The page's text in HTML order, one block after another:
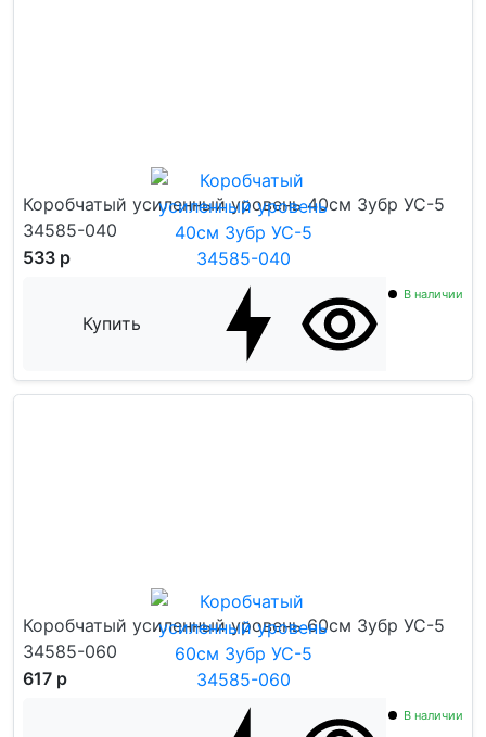
Коробчатый усиленный уровень 40см Зубр УС-5
34585-040
533 р
Купить
В наличии
Коробчатый усиленный уровень 60см Зубр УС-5
34585-060
617 р
В наличии